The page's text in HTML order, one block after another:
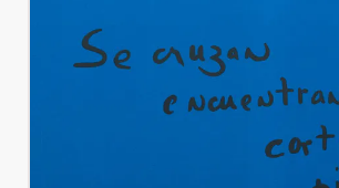
1998- Il installe sa sculpture monumentale
fonte d’aluminium près de la centrale nucléaire
Ardennes, hommage à « la Psychanalyse du Feu
2000 – À l’occasion du passage à l’an 2000, le
publie un numéro spécial « 21 questions au
chaque article est illustré par une œuvre de
rétrospective lui est consacrée à la Fondation